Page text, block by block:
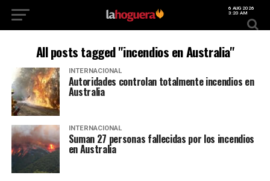
6 AUG 2026
3:20 AM
All posts tagged "incendios en Australia"
INTERNACIONAL
Autoridades controlan totalmente incendios en
Australia
INTERNACIONAL
Suman 27 personas fallecidas por los incendios
en Australia